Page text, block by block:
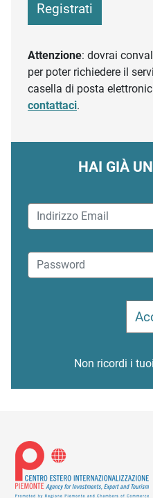
Registrati
Attenzione: dovrai
per poter richiedere il
casella di posta
contattaci.
HAI GIÀ
Non ricordi i